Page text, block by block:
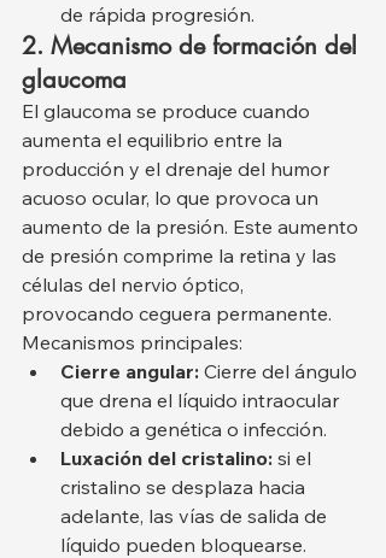
de rápida progresión.
2. Mecanismo de formación del
glaucoma
El glaucoma se produce cuando
aumenta el equilibrio entre la
producción y el drenaje del humor
acuoso ocular, lo que provoca un
aumento de la presión. Este aumento
de presión comprime la retina y las
células del nervio óptico,
provocando ceguera permanente.
Mecanismos principales:
Cierre angular: Cierre del ángulo
que drena el líquido intraocular
debido a genética o infección.
Luxación del cristalino: si el
cristalino se desplaza hacia
adelante, las vías de salida de
líquido pueden bloquearse.